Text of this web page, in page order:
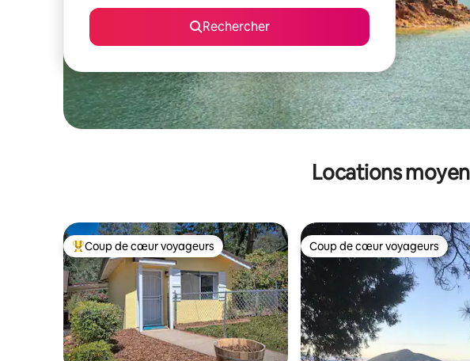
Rechercher
Locations
Coups de cœur voyageurs les plus appréciés
Coup de cœur voyageurs Coup de cœur voyageurs
Coup de cœur voyageurs